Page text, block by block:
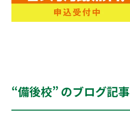
“備後校” のブログ記事